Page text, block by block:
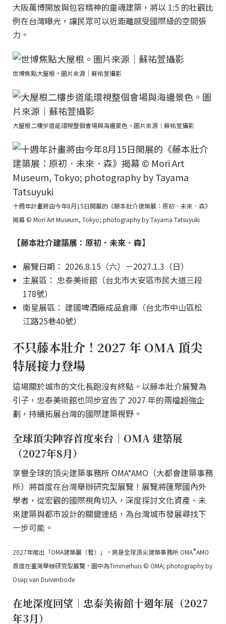
大阪萬博開放與包容精神的靈魂建築，將以 1:5 的壯觀比
例在台灣曝光，讓民眾可以近距離感受國際級的空間張
力。
世博焦點大屋根。圖片來源｜蘇祐萱攝影
大屋根二樓步道能環視整個會場與海邊景色。圖片來源｜蘇祐萱攝影
十週年計畫將由今年8月15日開展的《藤本壯介建築展：原初．未來．森》
揭幕 © Mori Art Museum, Tokyo; photography by Tayama Tatsuyuki
【藤本壯介建築展：原初．未來．森】
展覽日期： 2026.8.15（六）－2027.1.3（日）
主展區： 忠泰美術館（台北市大安區市民大道三段
178號）
衛星展區： 建國啤酒廠成品倉庫（台北市中山區松
江路25巷40號）
不只藤本壯介！2027 年 OMA 頂尖
特展接力登場
這場關於城市的文化長跑沒有終點。以藤本壯介展覽為
引子，忠泰美術館也同步宣告了 2027 年的兩檔超強企
劃，持續拓展台灣的國際建築視野。
全球頂尖陣容首度來台｜OMA 建築展
（2027年8月）
享譽全球的頂尖建築事務所 OMA*AMO（大都會建築事務
所）將首度在台灣舉辦研究型展覽！展覽將匯聚國內外
學者，從宏觀的國際視角切入，深度探討文化資產、未
來建築與都市設計的關鍵連結，為台灣城市發展尋找下
一步可能。
2027年推出「OMA建築展（暫）」，將是全球頂尖建築事務所 OMA*AMO
首度在臺灣舉辦研究型展覽，圖中為Timmerhuis © OMA; photography by
Ossip van Duivenbode
在地深度回望｜忠泰美術館十週年展（2027
年3月）